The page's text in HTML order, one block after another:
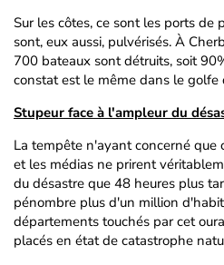
Sur les côtes, ce sont les ports de
sont, eux aussi, pulvérisés. À
700 bateaux sont détruits, soit
constat est le même dans le golfe
Stupeur face à l'ampleur du
La tempête n'ayant concerné que
et les médias ne prirent
du désastre que 48 heures plus
pénombre plus d'un million
départements touchés par cet
placés en état de catastrophe